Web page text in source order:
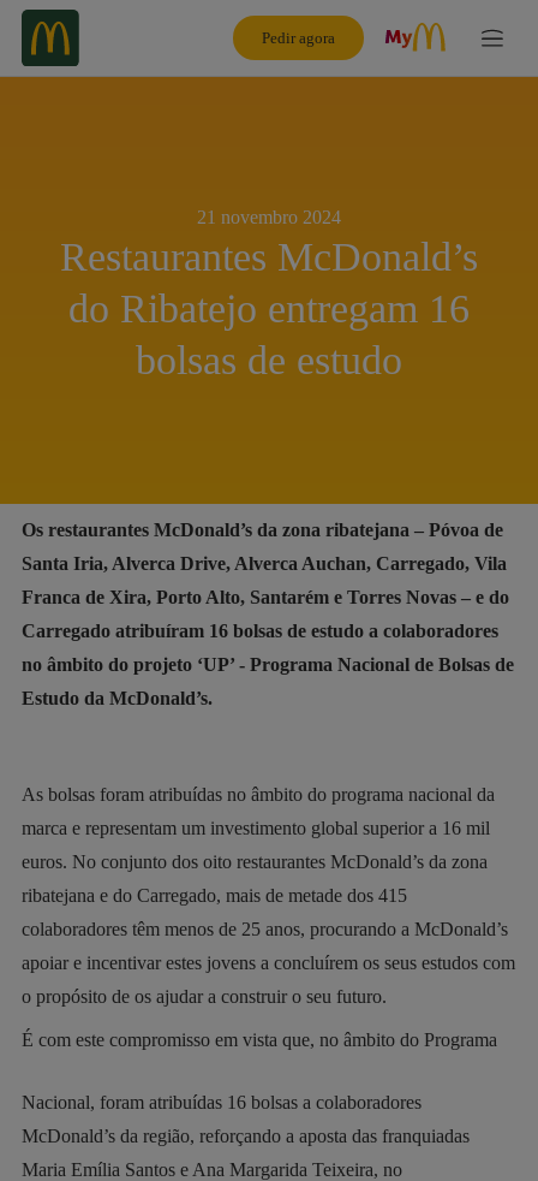
Pedir agora
21 novembro 2024
Restaurantes McDonald’s
do Ribatejo entregam 16
bolsas de estudo
Os restaurantes McDonald’s da zona ribatejana – Póvoa de
Santa Iria, Alverca Drive, Alverca Auchan, Carregado, Vila
Franca de Xira, Porto Alto, Santarém e Torres Novas – e do
Carregado atribuíram 16 bolsas de estudo a colaboradores
no âmbito do projeto ‘UP’ - Programa Nacional de Bolsas de
Estudo da McDonald’s.
As bolsas foram atribuídas no âmbito do programa nacional da
marca e representam um investimento global superior a 16 mil
euros. No conjunto dos oito restaurantes McDonald’s da zona
ribatejana e do Carregado, mais de metade dos 415
colaboradores têm menos de 25 anos, procurando a McDonald’s
apoiar e incentivar estes jovens a concluírem os seus estudos com
o propósito de os ajudar a construir o seu futuro.
É com este compromisso em vista que, no âmbito do Programa
Nacional, foram atribuídas 16 bolsas a colaboradores
McDonald’s da região, reforçando a aposta das franquiadas
Maria Emília Santos e Ana Margarida Teixeira, no